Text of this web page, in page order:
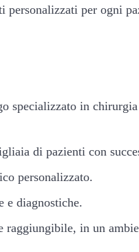
personalizzati per ogni
specializzato in
di pazienti con
personalizzato.
e diagnostiche.
in un